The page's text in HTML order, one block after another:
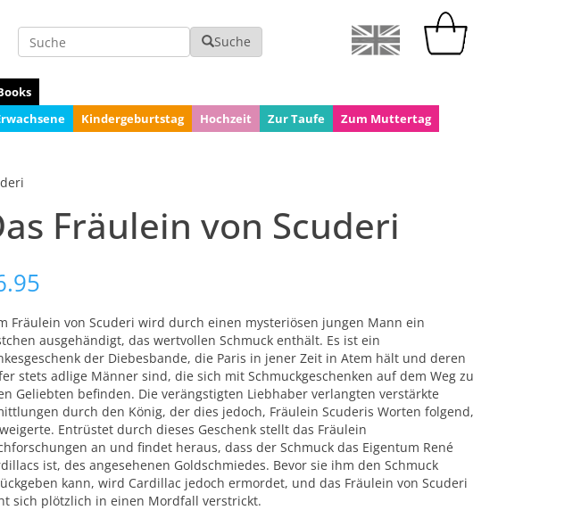
Suche Suche
Kindergeburtstag Hochzeit Zur Taufe
Zum Muttertag
Fräulein von Scuderi
Fräulein von Scuderi wird durch einen mysteriösen jungen Mann ein
ausgehändigt, das wertvollen Schmuck enthält. Es ist ein
der Diebesbande, die Paris in jener Zeit in Atem hält und deren
stets adlige Männer sind, die sich mit Schmuckgeschenken auf dem Weg zu
Geliebten befinden. Die verängstigten Liebhaber verlangten verstärkte
durch den König, der dies jedoch, Fräulein Scuderis Worten folgend,
Entrüstet durch dieses Geschenk stellt das Fräulein
an und findet heraus, dass der Schmuck das Eigentum René
ist, des angesehenen Goldschmiedes. Bevor sie ihm den Schmuck
kann, wird Cardillac jedoch ermordet, und das Fräulein von Scuderi
sich plötzlich in einen Mordfall verstrickt.